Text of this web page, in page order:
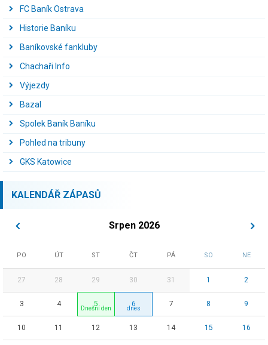
FC Baník Ostrava
Historie Baníku
Baníkovské fankluby
Chachaři Info
Výjezdy
Bazal
Spolek Baník Baníku
Pohled na tribuny
GKS Katowice
KALENDÁŘ ZÁPASŮ
Srpen 2026
PO ÚT ST ČT PÁ SO NE
27 28 29 30 31 1 2
3 4 5 6 7 8 9
10 11 12 13 14 15 16